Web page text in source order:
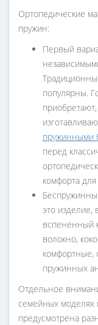
Ортопедические
пружин:
Первый
популярны.
пружинными
перед
комфорта
это изделие,
вспененный
волокно,
комфортные,
пружинных
Отдельное
семейных моделях
предусмотрена